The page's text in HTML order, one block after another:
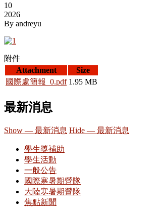
10
2026
By andreyu
附件
Attachment
Size
國際處簡報_0.pdf 1.95 MB
最新消息
Show — 最新消息 Hide — 最新消息
學生獎補助
學生活動
一般公告
國際寒暑期營隊
大陸寒暑期營隊
焦點新聞